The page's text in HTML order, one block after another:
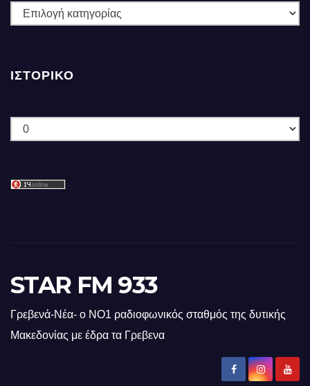
ΚΑΤΗΓΟΡΙΕΣ
ΙΣΤΟΡΙΚΌ
Ιστορικό
STAR FM 933
Γρεβενά-Νέα- ο ΝΟ1 ραδιοφωνικός σταθμός της δυτικής
Μακεδονίας με έδρα τα Γρεβενα